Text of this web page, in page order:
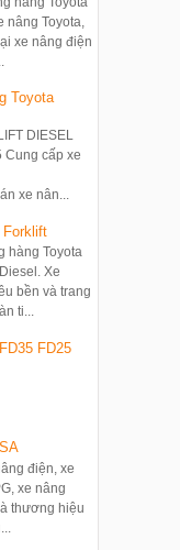
nâng Toyota,
xe nâng điện
Toyota
DIESEL
Cung cấp xe
xe nân...
Forklift
hàng Toyota
Xe
bền và trang
ti...
FD25
điện, xe
xe nâng
thương hiệu